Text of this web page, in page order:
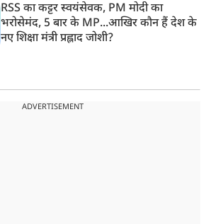
RSS का कट्टर स्वयंसेवक, PM मोदी का
भरोसेमंद, 5 बार के MP...आखिर कौन हैं देश के
नए शिक्षा मंत्री प्रह्लाद जोशी?
ADVERTISEMENT